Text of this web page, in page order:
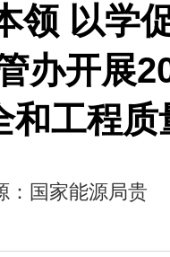
领 以
办开展
和工程质
：国家能源局贵